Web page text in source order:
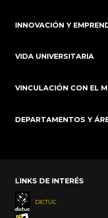
INNOVACIÓN Y
VIDA UNIVERSITARIA
VINCULACIÓN CON EL
DEPARTAMENTOS Y
LINKS DE INTERÉS
DICTUC